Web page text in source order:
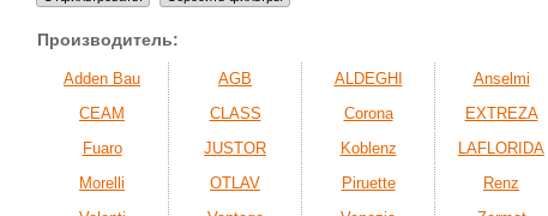
Производитель:
Adden Bau AGB ALDEGHI Anselmi
CEAM
CLASS Corona EXTREZA
Fuaro
JUSTOR Koblenz LAFLORIDA
Morelli
OTLAV Piruette Renz